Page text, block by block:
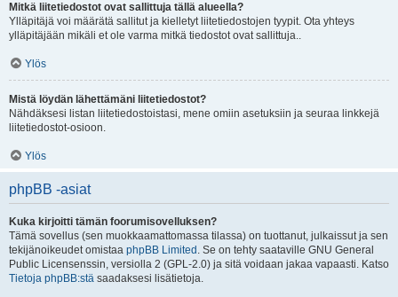
Mitkä liitetiedostot ovat sallittuja tällä alueella?
Ylläpitäjä voi määrätä sallitut ja kielletyt liitetiedostojen tyypit. Ota yhteys
ylläpitäjään mikäli et ole varma mitkä tiedostot ovat sallittuja..
Ylös
Mistä löydän lähettämäni liitetiedostot?
Nähdäksesi listan liitetiedostoistasi, mene omiin asetuksiin ja seuraa linkkejä
liitetiedostot-osioon.
Ylös
phpBB -asiat
Kuka kirjoitti tämän foorumisovelluksen?
Tämä sovellus (sen muokkaamattomassa tilassa) on tuottanut, julkaissut ja sen
tekijänoikeudet omistaa phpBB Limited . Se on tehty saataville GNU General
Public Licensenssin, versiolla 2 (GPL-2.0) ja sitä voidaan jakaa vapaasti. Katso
Tietoja phpBB:stä saadaksesi lisätietoja.